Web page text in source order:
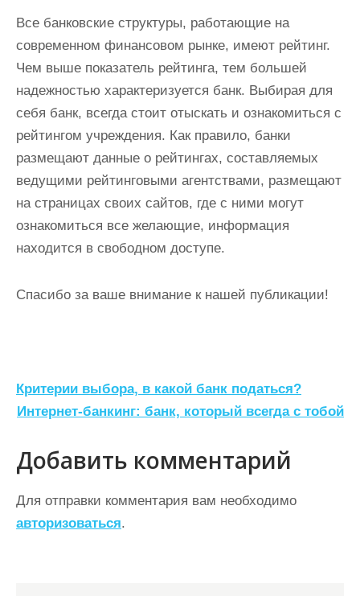
Все банковские структуры, работающие на
современном финансовом рынке, имеют рейтинг.
Чем выше показатель рейтинга, тем большей
надежностью характеризуется банк. Выбирая для
себя банк, всегда стоит отыскать и ознакомиться с
рейтингом учреждения. Как правило, банки
размещают данные о рейтингах, составляемых
ведущими рейтинговыми агентствами, размещают
на страницах своих сайтов, где с ними могут
ознакомиться все желающие, информация
находится в свободном доступе.
Спасибо за ваше внимание к нашей публикации!
Н
а
в
и
г
а
Критерии выбора, в какой банк податься?
Интернет-банкинг: банк, который всегда с тобой
Добавить комментарий
Для отправки комментария вам необходимо
авторизоваться.